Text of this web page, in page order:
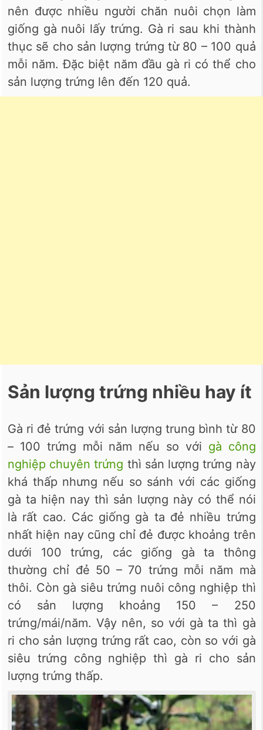
nên được nhiều người chăn nuôi chọn làm
giống gà nuôi lấy trứng. Gà ri sau khi thành
thục sẽ cho sản lượng trứng từ 80 – 100 quả
mỗi năm. Đặc biệt năm đầu gà ri có thể cho
sản lượng trứng lên đến 120 quả.
Sản lượng trứng nhiều hay ít
Gà ri đẻ trứng với sản lượng trung bình từ 80
– 100 trứng mỗi năm nếu so với gà công
nghiệp chuyên trứng thì sản lượng trứng này
khá thấp nhưng nếu so sánh với các giống
gà ta hiện nay thì sản lượng này có thể nói
là rất cao. Các giống gà ta đẻ nhiều trứng
nhất hiện nay cũng chỉ đẻ được khoảng trên
dưới 100 trứng, các giống gà ta thông
thường chỉ đẻ 50 – 70 trứng mỗi năm mà
thôi. Còn gà siêu trứng nuôi công nghiệp thì
có sản lượng khoảng 150 – 250
trứng/mái/năm. Vậy nên, so với gà ta thì gà
ri cho sản lượng trứng rất cao, còn so với gà
siêu trứng công nghiệp thì gà ri cho sản
lượng trứng thấp.